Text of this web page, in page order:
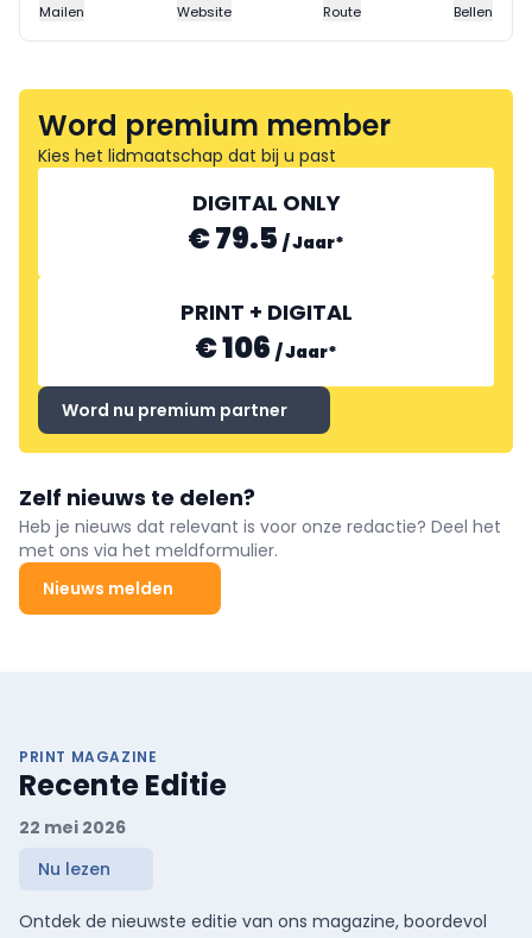
Mailen Website Route Bellen
Word premium member
Kies het lidmaatschap dat bij u past
DIGITAL ONLY
€ 79.5 /Jaar*
PRINT + DIGITAL
€ 106 /Jaar*
Word nu premium partner
Zelf nieuws te delen?
Heb je nieuws dat relevant is voor onze redactie? Deel het
met ons via het meldformulier.
Nieuws melden
PRINT MAGAZINE
Recente Editie
22 mei 2026
Nu lezen
Ontdek de nieuwste editie van ons magazine, boordevol